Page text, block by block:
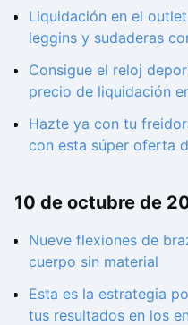
Liquidación en el
leggins y sudaderas
Consigue el reloj
precio de liquidación
Hazte ya con tu
con esta súper oferta
10 de octubre de
Nueve flexiones de
cuerpo sin material
Esta es la estrategia
tus resultados en los